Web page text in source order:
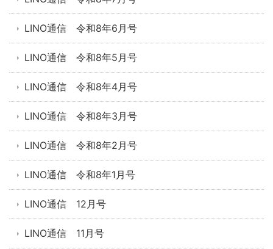
LINO通信 令和8年6月号
LINO通信 令和8年5月号
LINO通信 令和8年4月号
LINO通信 令和8年3月号
LINO通信 令和8年2月号
LINO通信 令和8年1月号
LINO通信 12月号
LINO通信 11月号